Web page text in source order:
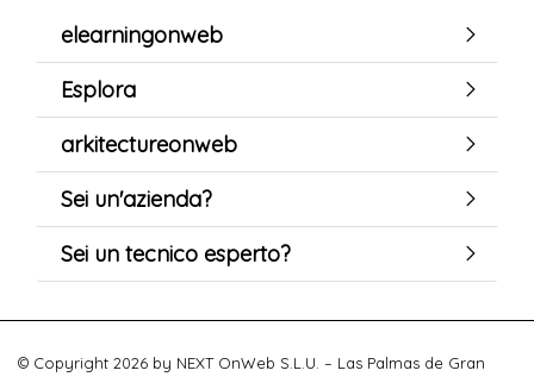
elearningonweb
Esplora
arkitectureonweb
Sei un'azienda?
Sei un tecnico esperto?
© Copyright 2026 by NEXT OnWeb S.L.U. – Las Palmas de Gran